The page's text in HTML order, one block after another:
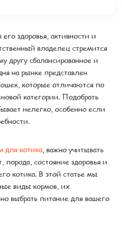
его здоровья, активности и
владелец стремится
другу сбалансированное и
на рынке представлен
которые отличаются по
категории. Подобрать
нелегко, особенно если
для котика, важно учитывать
порода, состояние здоровья и
котика. В этой статье мы
виды кормов, их
выбрать питание для вашего